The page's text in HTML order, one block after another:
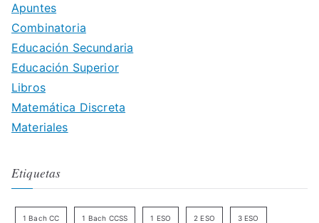
Apuntes
Combinatoria
Educación Secundaria
Educación Superior
Libros
Matemática Discreta
Materiales
Etiquetas
1 Bach CC 1 Bach CCSS 1 ESO 2 ESO 3 ESO